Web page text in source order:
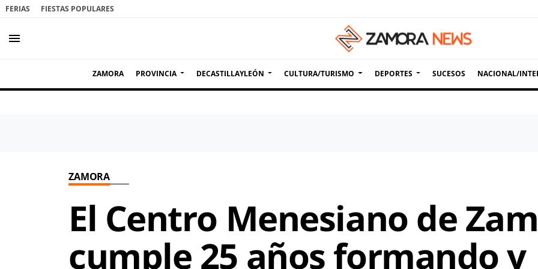
FERIAS FIESTAS POPULARES
menu
ZAMORA PROVINCIA DECASTILLAYLEÓN CULTURA/TURISMO DEPORTES SUCESOS NACIONAL/
ZAMORA
El Centro Menesiano de
cumple 25 años formando y